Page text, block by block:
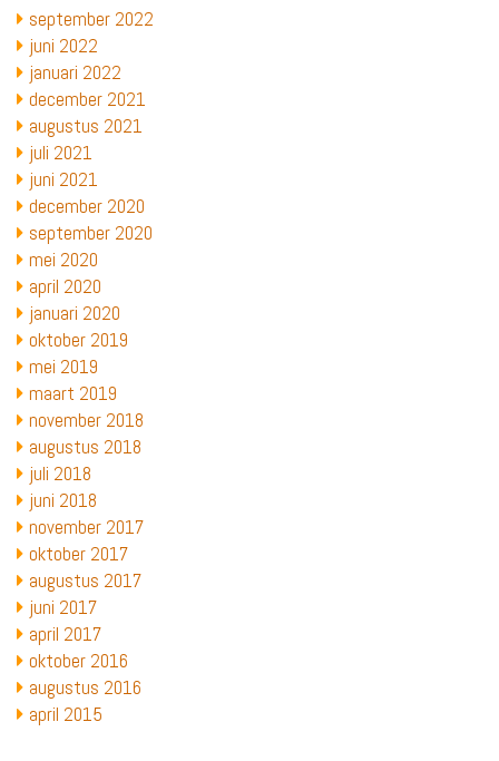
september 2022
juni 2022
januari 2022
december 2021
augustus 2021
juli 2021
juni 2021
december 2020
september 2020
mei 2020
april 2020
januari 2020
oktober 2019
mei 2019
maart 2019
november 2018
augustus 2018
juli 2018
juni 2018
november 2017
oktober 2017
augustus 2017
juni 2017
april 2017
oktober 2016
augustus 2016
april 2015